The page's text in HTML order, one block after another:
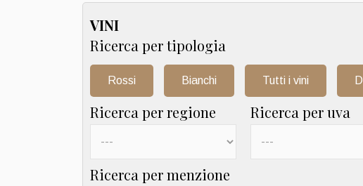
VINI
Ricerca per tipologia
Rossi Bianchi Tutti i vini
Ricerca per regione Ricerca per uva
Ricerca per menzione